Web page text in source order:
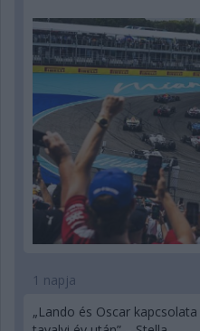
1 napja
„Lando és Oscar